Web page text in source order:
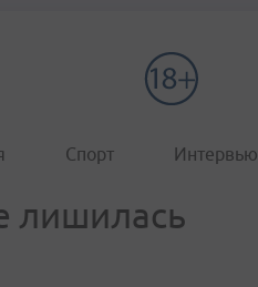
Спорт Интервью
лишилась